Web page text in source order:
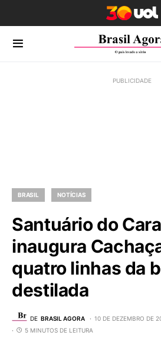
BRASIL NOTÍCIAS
Santuário do
inaugura
quatro linhas da
destilada
DE BRASIL AGORA
10 DE DEZEMBRO DE
5 MINUTOS DE LEITURA